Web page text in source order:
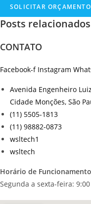
SOLICITAR ORÇAMENTO
Posts relacionados
CONTATO
Facebook-f Instagram
Avenida Engenheiro
Cidade Monções, São
(11) 5505-1813
(11) 98882-0873
wsltech1
wsltech
Horário de
Segunda a sexta-feira: